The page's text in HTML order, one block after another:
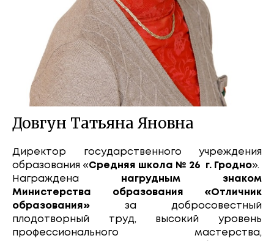
Довгун Татьяна Яновна
Директор государственного учреждения
образования «Средняя школа № 26 г. Гродно».
Награждена нагрудным знаком
Министерства образования «Отличник
образования» за добросовестный
плодотворный труд, высокий уровень
профессионального мастерства,